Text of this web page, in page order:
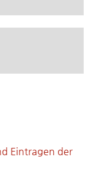
Eintragen der